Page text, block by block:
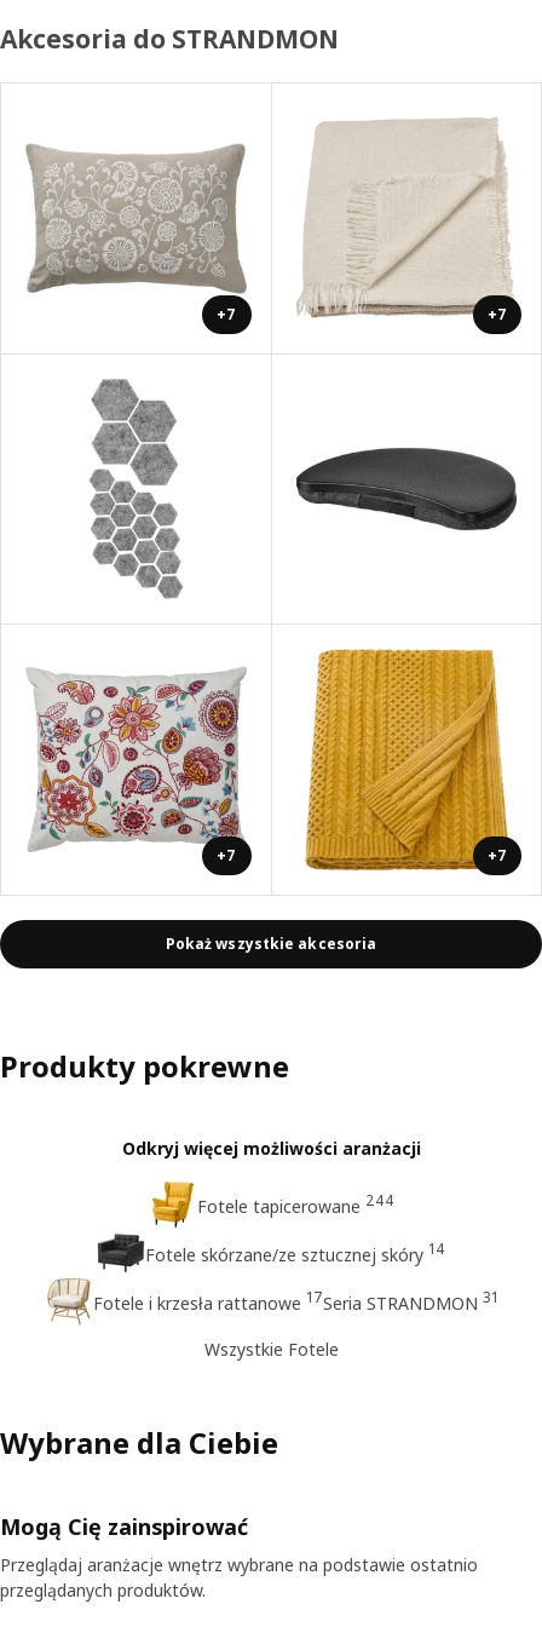
Akcesoria do STRANDMON
+7 +7
+7 +7
Pokaż wszystkie akcesoria
Produkty pokrewne
Odkryj więcej możliwości aranżacji
Fotele tapicerowane 244
Fotele skórzane/ze sztucznej skóry 14
Fotele i krzesła rattanowe 17Seria STRANDMON 31
Wszystkie Fotele
Wybrane dla Ciebie
Mogą Cię zainspirować
Przeglądaj aranżacje wnętrz wybrane na podstawie ostatnio
przeglądanych produktów.